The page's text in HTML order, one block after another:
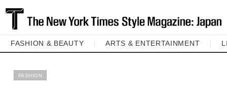
FASHION & BEAUTY ARTS & ENTERTAINMENT
FASHION